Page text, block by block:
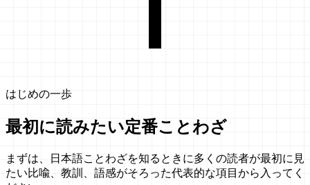
はじめの一歩
最初に読みたい定番ことわざ
まずは、日本語ことわざを知るときに多くの読者が最初に見
たい比喩、教訓、語感がそろった代表的な項目から入ってく